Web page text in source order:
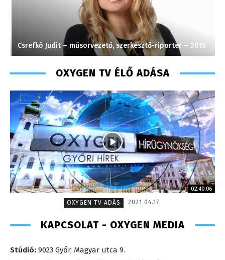
Csrefkó Judit – műsorvezető, szerkesztő-riporter – 2015
OXYGEN TV ÉLŐ ADÁSA
02:40:06
OXYGEN TV ADÁS
2021.04.17.
KAPCSOLAT - OXYGEN MEDIA
Stúdió: 9023 Győr, Magyar utca 9.